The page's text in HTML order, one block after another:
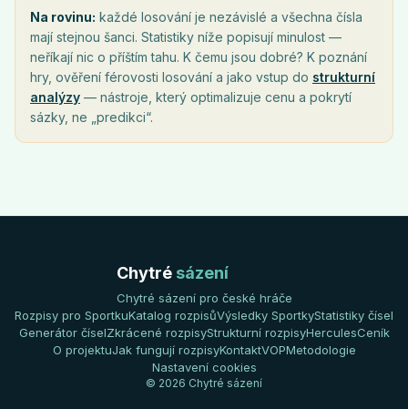
Na rovinu: každé losování je nezávislé a všechna čísla
mají stejnou šanci. Statistiky níže popisují minulost —
neříkají nic o příštím tahu. K čemu jsou dobré? K poznání
hry, ověření férovosti losování a jako vstup do strukturní
analýzy — nástroje, který optimalizuje cenu a pokrytí
sázky, ne „predikci“.
Chytré sázení
Chytré sázení pro české hráče
Rozpisy pro SportkuKatalog rozpisůVýsledky SportkyStatistiky čísel
Generátor číselZkrácené rozpisyStrukturní rozpisyHerculesCeník
O projektuJak fungují rozpisyKontaktVOPMetodologie
Nastavení cookies
© 2026 Chytré sázení